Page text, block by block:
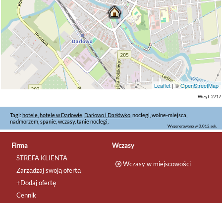
Leaflet | ©OpenStreetMap
Wizyt: 2717
Tagi: hotele hotele w Darłowie Darłowo i Darłówko , noclegi, wolne-miejsca,
nadmorzem, spanie, wczasy, tanie noclegi,
Wygenerowano w 0.012 sek.
Firma
STREFA KLIENTA
Zarządzaj swoją ofertą
+Dodaj ofertę
Cennik
Wczasy
Wczasy w miejscowości